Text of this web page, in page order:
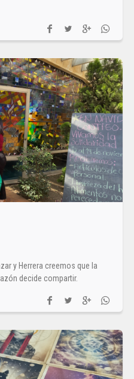
y Herrera creemos que la
decide compartir.